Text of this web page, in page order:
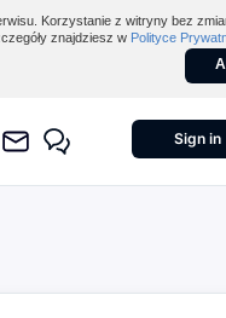
Korzystanie z witryny bez
znajdziesz w Polityce
Sign in